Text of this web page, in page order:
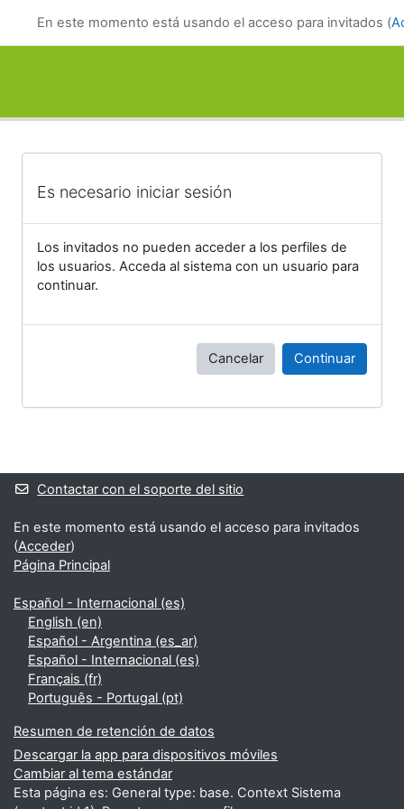
En este momento está usando el acceso para invitados (
Es necesario iniciar sesión
Los invitados no pueden acceder a los perfiles de
los usuarios. Acceda al sistema con un usuario para
continuar.
Cancelar Continuar
Bloques suplementarios
Contactar con el soporte del sitio
En este momento está usando el acceso para invitados
(Acceder)
Página Principal
Español - Internacional ‎(es)‎
English ‎(en)‎
Español - Argentina ‎(es_ar)‎
Español - Internacional ‎(es)‎
Français ‎(fr)‎
Português - Portugal ‎(pt)‎
Resumen de retención de datos
Descargar la app para dispositivos móviles
Cambiar al tema estándar
Esta página es: General type: base. Context Sistema